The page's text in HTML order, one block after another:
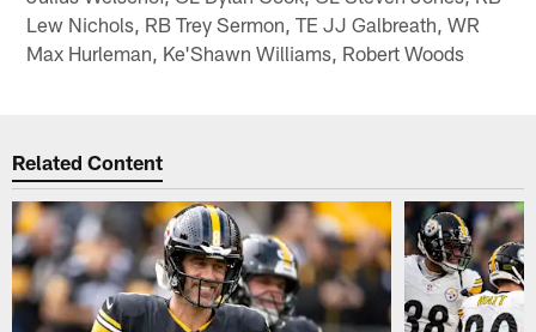
Lew Nichols, RB Trey Sermon, TE JJ Galbreath, WR
Max Hurleman, Ke'Shawn Williams, Robert Woods
Related Content